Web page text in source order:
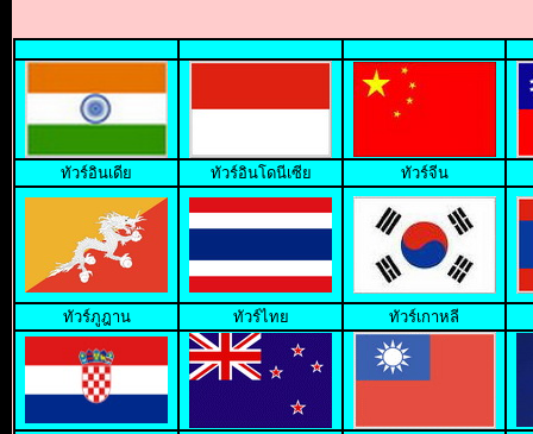
ทัวร์อินเดีย ทัวร์อินโดนีเซีย ทัวร์จีน
ทัวร์ภูฎาน ทัวร์ไทย ทัวร์เกาหลี